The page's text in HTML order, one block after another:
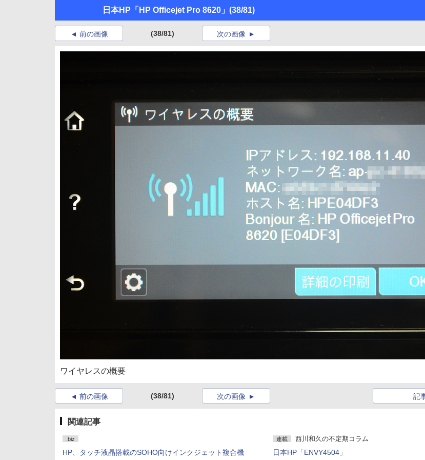
日本HP「HP Officejet Pro 8620」 (38/81)
前の画像 (38/81) 次の画像
ワイヤレスの概要
前の画像 (38/81) 記
次の画像
関連記事
.biz
HP、タッチ液晶搭載のSOHO向けインクジェット複合機
連載 西川和久の不定期コラム
日本HP「ENVY4504」